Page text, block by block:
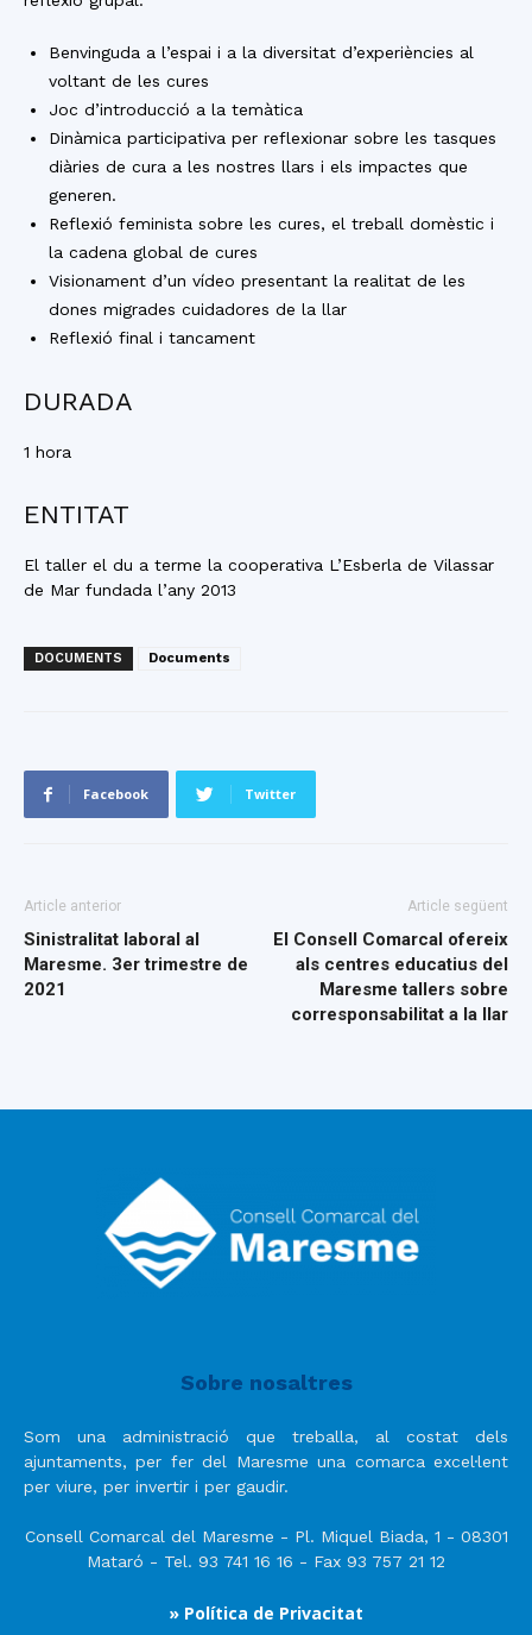
Benvinguda a l’espai i a la diversitat d’experiències al
voltant de les cures
Joc d’introducció a la temàtica
Dinàmica participativa per reflexionar sobre les tasques
diàries de cura a les nostres llars i els impactes que
generen.
Reflexió feminista sobre les cures, el treball domèstic i
la cadena global de cures
Visionament d’un vídeo presentant la realitat de les
dones migrades cuidadores de la llar
Reflexió final i tancament
DURADA
1 hora
ENTITAT
El taller el du a terme la cooperativa L’Esberla de Vilassar
de Mar fundada l’any 2013
DOCUMENTS Documents
Facebook Twitter
Article anterior
Sinistralitat laboral al
Maresme. 3er trimestre de
2021
Article següent
El Consell Comarcal ofereix
als centres educatius del
Maresme tallers sobre
corresponsabilitat a la llar
Sobre nosaltres
Som una administració que treballa, al costat dels
ajuntaments, per fer del Maresme una comarca excel·lent
per viure, per invertir i per gaudir.
Consell Comarcal del Maresme - Pl. Miquel Biada, 1 - 08301
Mataró - Tel. 93 741 16 16 - Fax 93 757 21 12
» Política de Privacitat